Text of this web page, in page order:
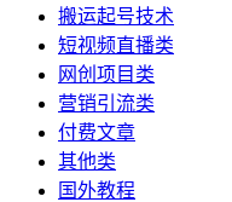
搬运起号技术
短视频直播类
网创项目类
营销引流类
付费文章
其他类
国外教程